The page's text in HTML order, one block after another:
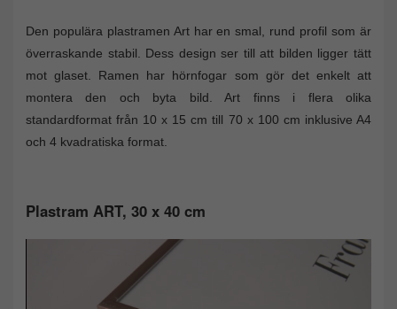
Den populära plastramen Art har en smal, rund profil som är
överraskande stabil. Dess design ser till att bilden ligger tätt
mot glaset. Ramen har hörnfogar som gör det enkelt att
montera den och byta bild. Art finns i flera olika
standardformat från 10 x 15 cm till 70 x 100 cm inklusive A4
och 4 kvadratiska format.
Plastram ART, 30 x 40 cm